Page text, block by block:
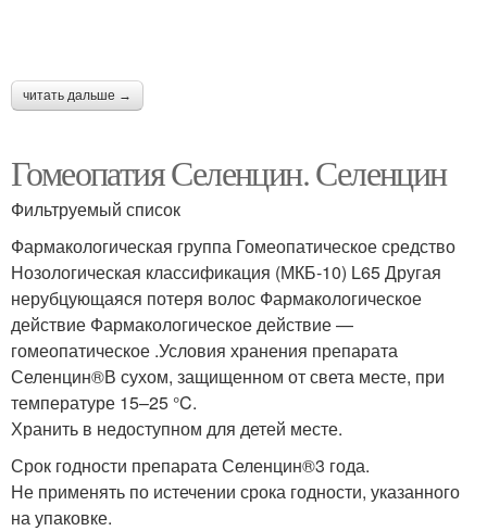
читать дальше →
Гомеопатия Селенцин. Селенцин
Фильтруемый список
Фармакологическая группа Гомеопатическое средство
Нозологическая классификация (МКБ-10) L65 Другая
нерубцующаяся потеря волос Фармакологическое
действие Фармакологическое действие —
гомеопатическое .Условия хранения препарата
Селенцин®В сухом, защищенном от света месте, при
температуре 15–25 °C.
Хранить в недоступном для детей месте.
Срок годности препарата Селенцин®3 года.
Не применять по истечении срока годности, указанного
на упаковке.